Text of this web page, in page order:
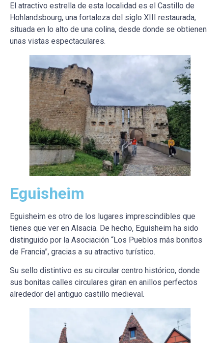
El atractivo estrella de esta localidad es el Castillo de
Hohlandsbourg, una fortaleza del siglo XIII restaurada,
situada en lo alto de una colina, desde donde se obtienen
unas vistas espectaculares.
Eguisheim
Eguisheim es otro de los lugares imprescindibles que
tienes que ver en Alsacia. De hecho, Eguisheim ha sido
distinguido por la Asociación “Los Pueblos más bonitos
de Francia”, gracias a su atractivo turístico.
Su sello distintivo es su circular centro histórico, donde
sus bonitas calles circulares giran en anillos perfectos
alrededor del antiguo castillo medieval.